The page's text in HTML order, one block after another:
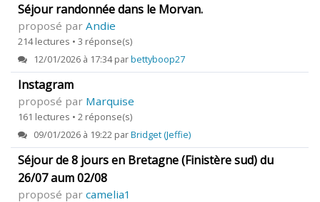
Séjour randonnée dans le Morvan.
proposé par Andie
214 lectures • 3 réponse(s)
12/01/2026 à 17:34 parbettyboop27
Instagram
proposé par Marquise
161 lectures • 2 réponse(s)
09/01/2026 à 19:22 parBridget (Jeffie)
Séjour de 8 jours en Bretagne (Finistère sud) du
26/07 aum 02/08
proposé par camelia1